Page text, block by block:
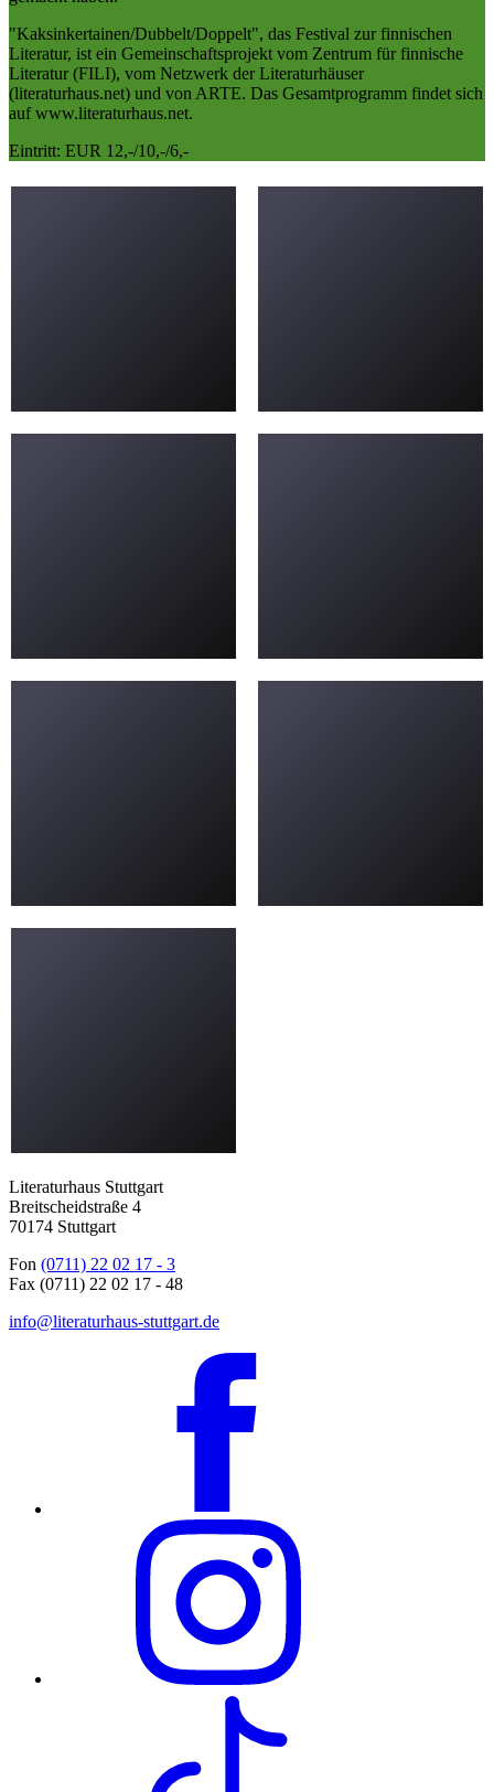
"Kaksinkertainen/Dubbelt/Doppelt", das Festival zur finnischen
Literatur, ist ein Gemeinschaftsprojekt vom Zentrum für finnische
Literatur (FILI), vom Netzwerk der Literaturhäuser
(literaturhaus.net) und von ARTE. Das Gesamtprogramm findet sich
auf www.literaturhaus.net.
Eintritt: EUR 12,-/10,-/6,-
Literaturhaus Stuttgart
Breitscheidstraße 4
70174 Stuttgart
Fon (0711) 22 02 17 - 3
Fax (0711) 22 02 17 - 48
info@literaturhaus-stuttgart.de